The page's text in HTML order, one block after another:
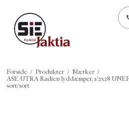
Forside / Produkter / Mærker /
ASE UTRA Radien lyddæmper, 1/2x28
sort/sort